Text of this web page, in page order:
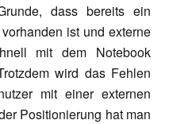
dass bereits ein
ist und externe
mit dem Notebook
wird das Fehlen
mit einer externen
Positionierung hat man